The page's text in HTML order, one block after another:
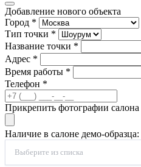
Добавление нового объекта
Город *
Тип точки *
Название точки *
Адрес *
Время работы *
Телефон *
Прикрепить фотографии
Наличие в салоне демо-образца:
Выберите из списка